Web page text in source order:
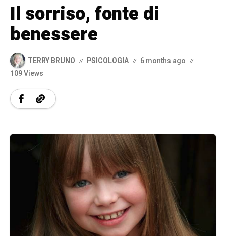
Il sorriso, fonte di
benessere
TERRY BRUNO PSICOLOGIA
6 months ago
109 Views